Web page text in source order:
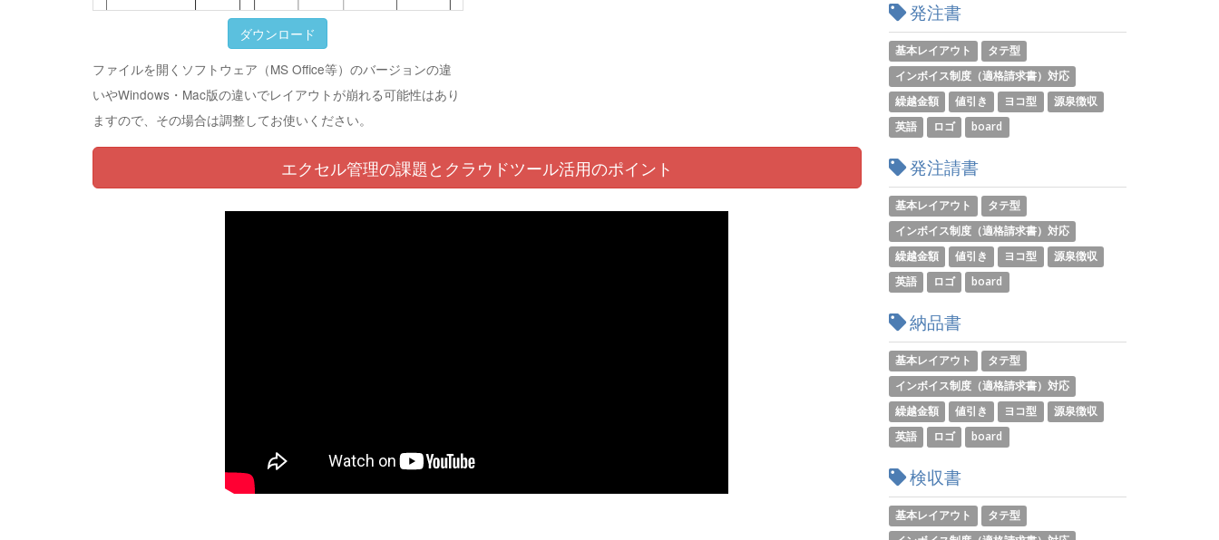
ダウンロード
ファイルを開くソフトウェア（MS Office等）のバージョンの違
いやWindows・Mac版の違いでレイアウトが崩れる可能性はあり
ますので、その場合は調整してお使いください。
エクセル管理の課題と クラウドツール活用のポイント
発注書
基本レイアウト
タテ型
インボイス制度（適格請求書）対応
繰越金額
値引き ヨコ型
源泉徴収
英語
ロゴ board
発注請書
基本レイアウト
タテ型
インボイス制度（適格請求書）対応
繰越金額
値引き ヨコ型
源泉徴収
英語
ロゴ board
納品書
基本レイアウト
タテ型
インボイス制度（適格請求書）対応
繰越金額
値引き ヨコ型
源泉徴収
英語
ロゴ board
検収書
基本レイアウト
タテ型